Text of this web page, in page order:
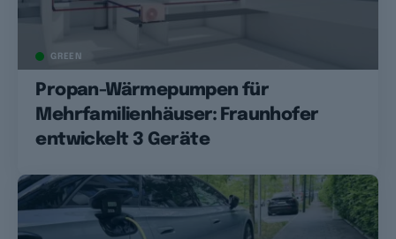
GREEN
Propan-Wärmepumpen für
Mehrfamilienhäuser: Fraunhofer
entwickelt 3 Geräte